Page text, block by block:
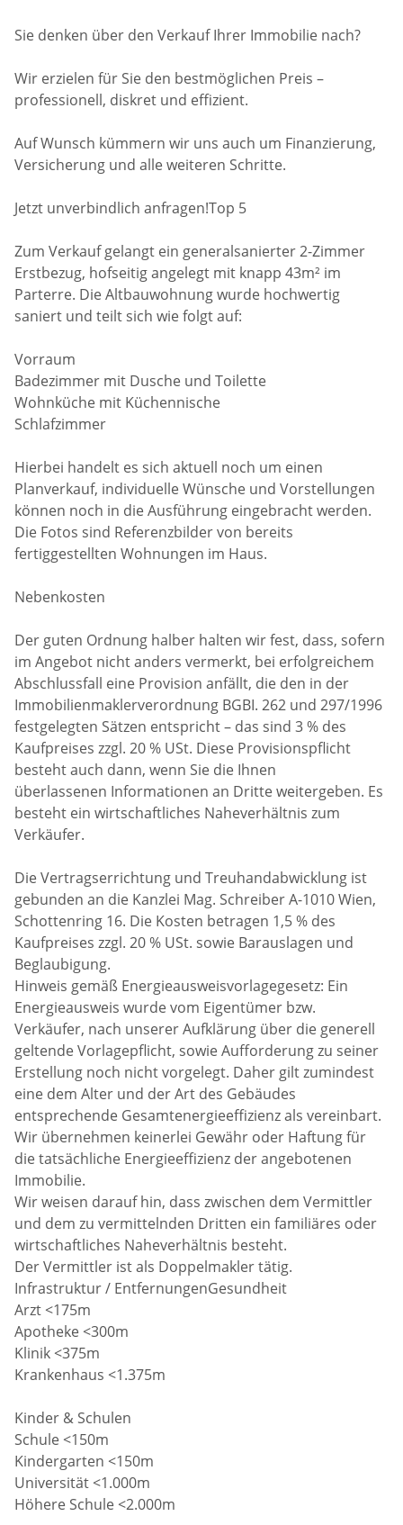
Sie denken über den Verkauf Ihrer Immobilie nach?
Wir erzielen für Sie den bestmöglichen Preis –
professionell, diskret und effizient.
Auf Wunsch kümmern wir uns auch um Finanzierung,
Versicherung und alle weiteren Schritte.
Jetzt unverbindlich anfragen!Top 5
Zum Verkauf gelangt ein generalsanierter 2-Zimmer
Erstbezug, hofseitig angelegt mit knapp 43m² im
Parterre. Die Altbauwohnung wurde hochwertig
saniert und teilt sich wie folgt auf:
Vorraum
Badezimmer mit Dusche und Toilette
Wohnküche mit Küchennische
Schlafzimmer
Hierbei handelt es sich aktuell noch um einen
Planverkauf, individuelle Wünsche und Vorstellungen
können noch in die Ausführung eingebracht werden.
Die Fotos sind Referenzbilder von bereits
fertiggestellten Wohnungen im Haus.
Nebenkosten
Der guten Ordnung halber halten wir fest, dass, sofern
im Angebot nicht anders vermerkt, bei erfolgreichem
Abschlussfall eine Provision anfällt, die den in der
Immobilienmaklerverordnung BGBI. 262 und 297/1996
festgelegten Sätzen entspricht – das sind 3 % des
Kaufpreises zzgl. 20 % USt. Diese Provisionspflicht
besteht auch dann, wenn Sie die Ihnen
überlassenen Informationen an Dritte weitergeben. Es
besteht ein wirtschaftliches Naheverhältnis zum
Verkäufer.
Die Vertragserrichtung und Treuhandabwicklung ist
gebunden an die Kanzlei Mag. Schreiber A-1010 Wien,
Schottenring 16. Die Kosten betragen 1,5 % des
Kaufpreises zzgl. 20 % USt. sowie Barauslagen und
Beglaubigung.
Hinweis gemäß Energieausweisvorlagegesetz: Ein
Energieausweis wurde vom Eigentümer bzw.
Verkäufer, nach unserer Aufklärung über die generell
geltende Vorlagepflicht, sowie Aufforderung zu seiner
Erstellung noch nicht vorgelegt. Daher gilt zumindest
eine dem Alter und der Art des Gebäudes
entsprechende Gesamtenergieeffizienz als vereinbart.
Wir übernehmen keinerlei Gewähr oder Haftung für
die tatsächliche Energieeffizienz der angebotenen
Immobilie.
Wir weisen darauf hin, dass zwischen dem Vermittler
und dem zu vermittelnden Dritten ein familiäres oder
wirtschaftliches Naheverhältnis besteht.
Der Vermittler ist als Doppelmakler tätig.
Infrastruktur / EntfernungenGesundheit
Arzt <175m
Apotheke <300m
Klinik <375m
Krankenhaus <1.375m
Kinder & Schulen
Schule <150m
Kindergarten <150m
Universität <1.000m
Höhere Schule <2.000m